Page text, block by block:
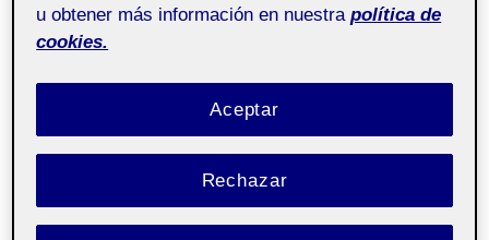
u obtener más información en nuestra política de
cookies.
Rechazar
Aceptar